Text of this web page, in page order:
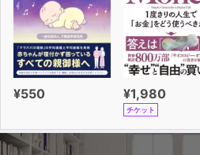
¥550 ¥1,980
チケット